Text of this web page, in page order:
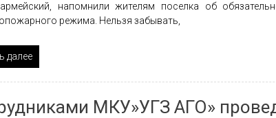
напомнили жителям поселка об
режима. Нельзя забывать,
далее
МКУ»УГЗ АГО»